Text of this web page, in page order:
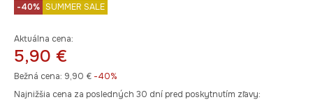
-40% SUMMER SALE
Aktuálna cena:
5,90 €
Bežná cena: 9,90 € -40%
Najnižšia cena za posledných 30 dní pred poskytnutím zľavy: